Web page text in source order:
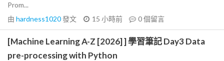
Prom...
由 hardness1020發文 15 小時前 0個留言
[Machine Learning A-Z [2026] ] 學習筆記 Day3 Data
pre-processing with Python